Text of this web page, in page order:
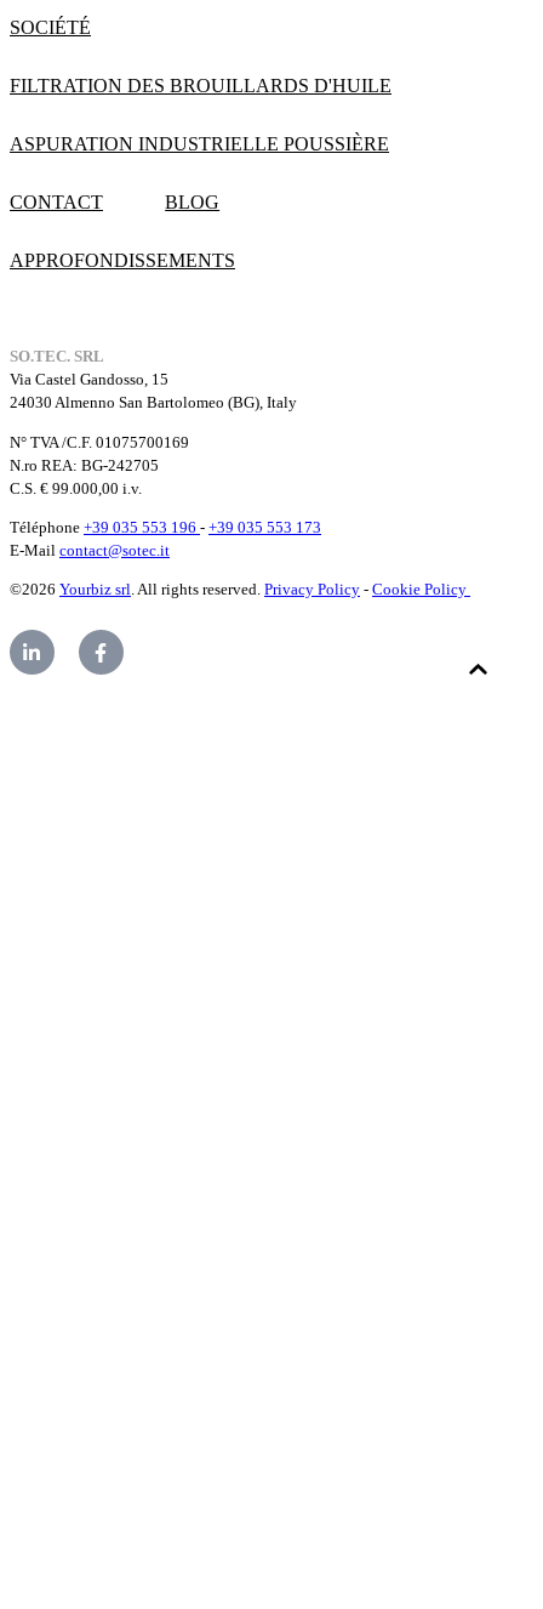
SOCIÉTÉ
FILTRATION DES BROUILLARDS D'HUILE
ASPURATION INDUSTRIELLE POUSSIÈRE
CONTACT BLOG
APPROFONDISSEMENTS
SO.TEC. SRL
Via Castel Gandosso, 15
24030 Almenno San Bartolomeo (BG), Italy
N° TVA /C.F. 01075700169
N.ro REA: BG-242705
C.S. € 99.000,00 i.v.
Téléphone +39 035 553 196 - +39 035 553 173
E-Mail contact@sotec.it
©2026 Yourbiz srl. All rights reserved. Privacy Policy - Cookie Policy